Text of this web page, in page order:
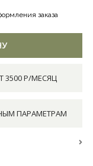
заказа
3500 Р/МЕСЯЦ
ПАРАМЕТРАМ